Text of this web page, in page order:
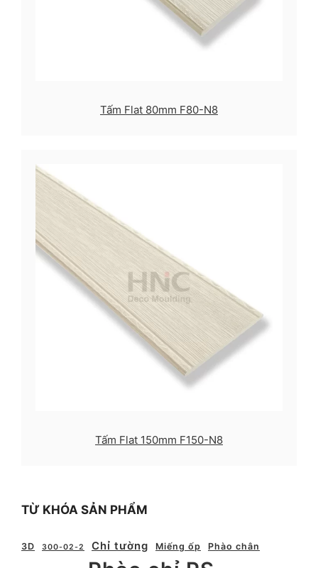
Tấm Flat 80mm F80-N8
Tấm Flat 150mm F150-N8
TỪ KHÓA SẢN PHẨM
3D 300-02-2 Chỉ tường Miếng ốp Phào chân